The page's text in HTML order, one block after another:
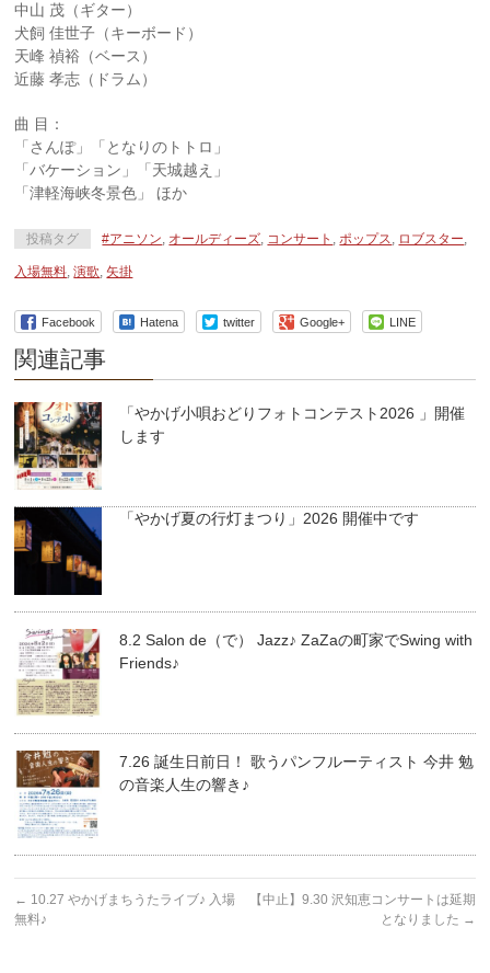
中山 茂（ギター）
犬飼 佳世子（キーボード）
天峰 禎裕（ベース）
近藤 孝志（ドラム）
曲 目：
「さんぽ」「となりのトトロ」
「バケーション」「天城越え」
「津軽海峡冬景色」 ほか
投稿タグ #アニソン, オールディーズ, コンサート ,ポップス, ロブスター,
入場無料,演歌,矢掛
Facebook Hatena twitter Google+ LINE
関連記事
「やかげ小唄おどりフォトコンテスト2026 」開催
します
「やかげ夏の行灯まつり」2026 開催中です
8.2 Salon de（で） Jazz♪ ZaZaの町家でSwing with
Friends♪
7.26 誕生日前日！ 歌うパンフルーティスト 今井 勉
の音楽人生の響き♪
← 10.27 やかげまちうたライブ♪ 入場
無料♪
【中止】9.30 沢知恵コンサートは延期
となりました →